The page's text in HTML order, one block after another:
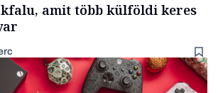
amit több külföldi keres